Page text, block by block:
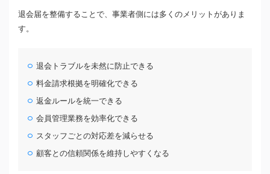
退会届を整備することで、事業者側には多くのメリットがありま
す。
退会トラブルを未然に防止できる
料金請求根拠を明確化できる
返金ルールを統一できる
会員管理業務を効率化できる
スタッフごとの対応差を減らせる
顧客との信頼関係を維持しやすくなる